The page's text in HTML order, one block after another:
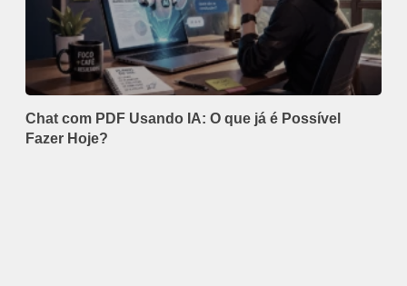
Chat com PDF Usando IA: O que já é Possível
Fazer Hoje?